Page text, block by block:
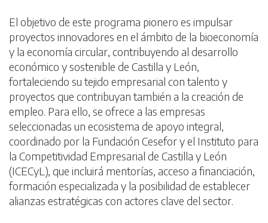
El objetivo de este programa pionero es impulsar
proyectos innovadores en el ámbito de la bioeconomía
y la economía circular, contribuyendo al desarrollo
económico y sostenible de Castilla y León,
fortaleciendo su tejido empresarial con talento y
proyectos que contribuyan también a la creación de
empleo. Para ello, se ofrece a las empresas
seleccionadas un ecosistema de apoyo integral,
coordinado por la Fundación Cesefor y el Instituto para
la Competitividad Empresarial de Castilla y León
(ICECyL), que incluirá mentorías, acceso a financiación,
formación especializada y la posibilidad de establecer
alianzas estratégicas con actores clave del sector.